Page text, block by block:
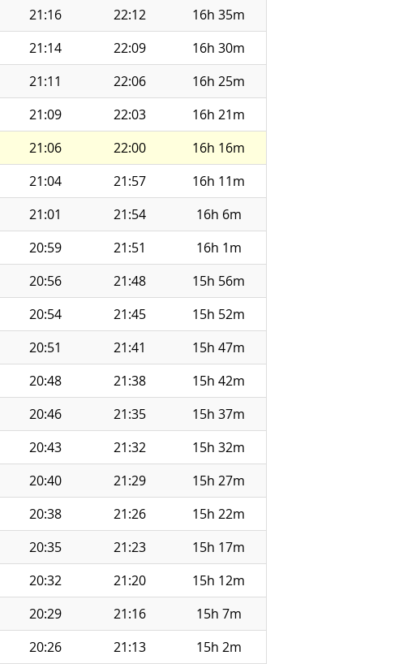
21:16 22:12
16h 35m
21:14 22:09
16h 30m
21:11 22:06
16h 25m
21:09 22:03
16h 21m
21:06 22:00
16h 16m
21:04 21:57
16h 11m
21:01 21:54
16h 6m
20:59 21:51
16h 1m
20:56 21:48
15h 56m
20:54 21:45
15h 52m
20:51 21:41
15h 47m
20:48 21:38
15h 42m
20:46 21:35
15h 37m
20:43 21:32
15h 32m
20:40 21:29
15h 27m
20:38 21:26
15h 22m
20:35 21:23
15h 17m
20:32 21:20
15h 12m
20:29 21:16
15h 7m
20:26 21:13
15h 2m